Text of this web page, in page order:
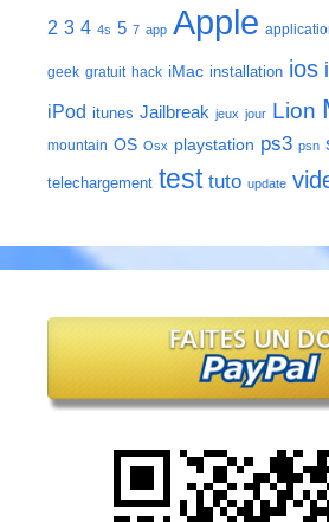
2 3 4 4s 5 7 app Apple
geek gratuit hack iMac installation ios
iPod itunes Jailbreak jeux jour Lion
mountain OS Osx playstation ps3 psn
telechargement test tuto update